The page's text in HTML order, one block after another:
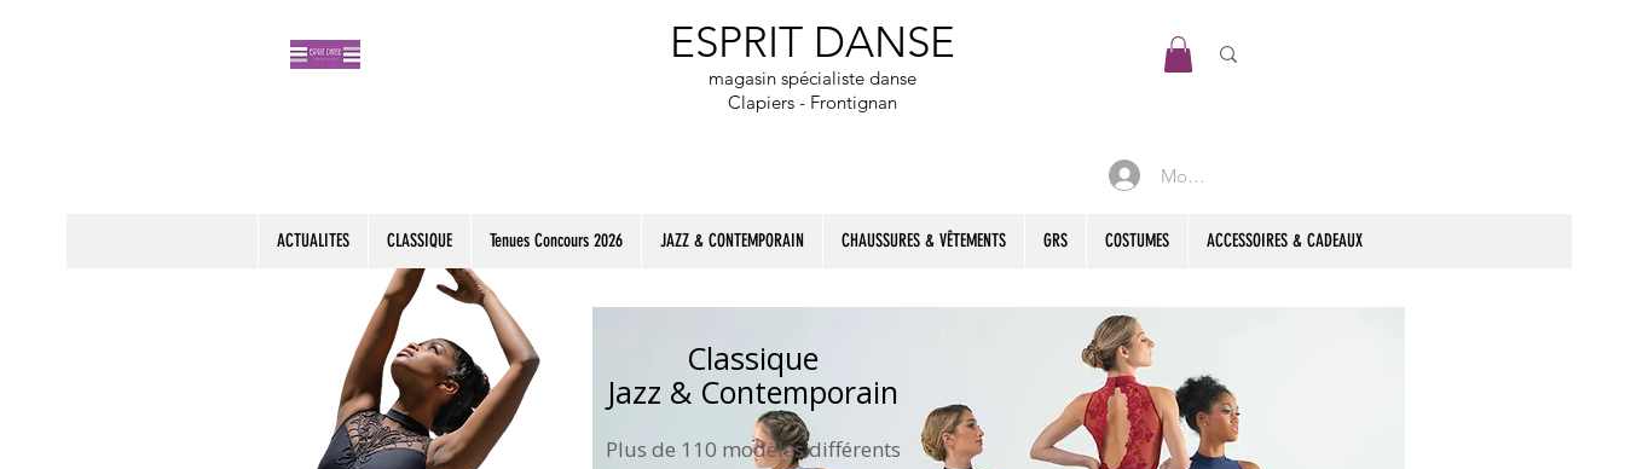
​ESPRIT DANSE
magasin spécialiste danse
Clapiers - Frontignan
Mon compte
ACTUALITES CLASSIQUE Tenues Concours 2026 JAZZ & CONTEMPORAIN CHAUSSURES & VÊTEMENTS GRS COSTUMES ACCESSOIRES & CADEAUX
Classique
Jazz & Contemporain
Plus de 110 modèles différents